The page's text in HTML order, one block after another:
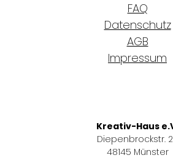
FAQ
Datenschutz
AGB
Impressum
Kreativ-Haus
Diepenbrockstr.
48145 Münster